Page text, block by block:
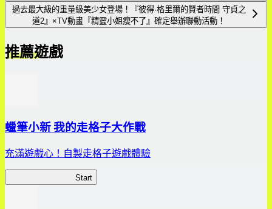
過去最大級的重量級美少女登場！『彼得·格里爾的賢者時間 守貞之
道2』×TV動畫『精靈小姐瘦不了』確定舉辦聯動活動！
推薦遊戲
蠟筆小新 我的走格子大作戰
充滿遊戲心！自製走格子遊戲體驗
Start